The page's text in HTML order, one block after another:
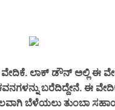
ಲಾಕ್ ಡೌನ್ ಅಲ್ಲಿ ಈ
ಬರೆದಿದ್ದೇನೆ. ಈ
ಬೆಳೆಯಲು ತುಂಬಾ